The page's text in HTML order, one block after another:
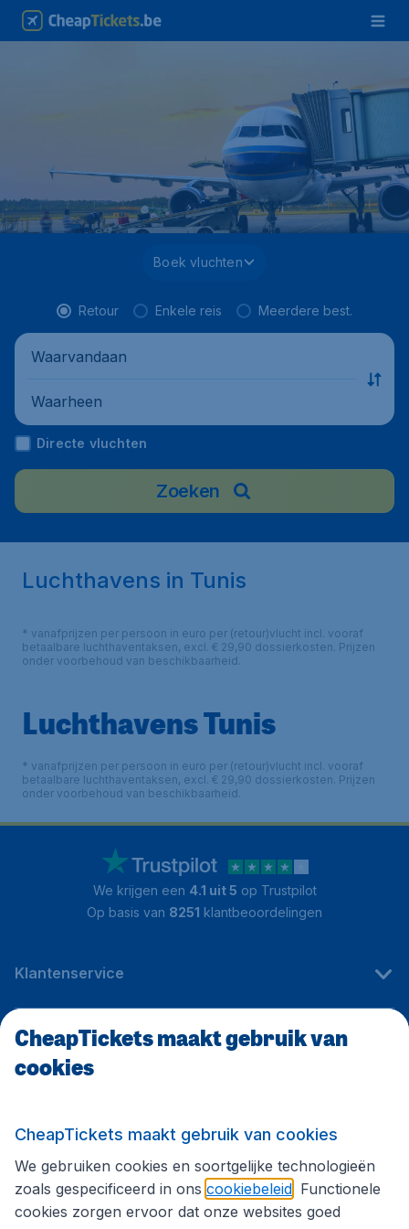
Boek vluchten
Retour Enkele reis Meerdere best.
Waarvandaan
Waarheen
Directe vluchten
Zoeken
Luchthavens in Tunis
* vanafprijzen per persoon in euro per (retour)vlucht incl. vooraf
betaalbare luchthaventaksen, excl. € 29,90 dossierkosten. Prijzen
onder voorbehoud van beschikbaarheid.
Luchthavens Tunis
* vanafprijzen per persoon in euro per (retour)vlucht incl. vooraf
betaalbare luchthaventaksen, excl. € 29,90 dossierkosten. Prijzen
onder voorbehoud van beschikbaarheid.
We krijgen een 4.1 uit 5 op Trustpilot
Op basis van 8251 klantbeoordelingen
Klantenservice
CheapTickets.be
Volg CheapTickets.be
CheapTickets maakt gebruik van
cookies
CheapTickets maakt gebruik van cookies
We gebruiken cookies en soortgelijke technologieën
zoals gespecificeerd in ons cookiebeleid . Functionele
cookies zorgen ervoor dat onze websites goed